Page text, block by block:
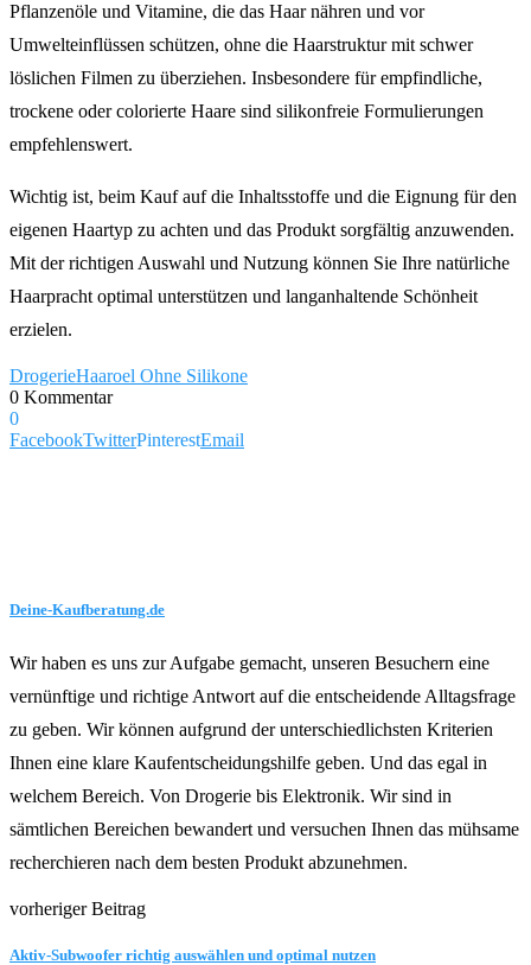
Pflanzenöle und Vitamine, die das Haar nähren und vor
Umwelteinflüssen schützen, ohne die Haarstruktur mit schwer
löslichen Filmen zu überziehen. Insbesondere für empfindliche,
trockene oder colorierte Haare sind silikonfreie Formulierungen
empfehlenswert.
Wichtig ist, beim Kauf auf die Inhaltsstoffe und die Eignung für den
eigenen Haartyp zu achten und das Produkt sorgfältig anzuwenden.
Mit der richtigen Auswahl und Nutzung können Sie Ihre natürliche
Haarpracht optimal unterstützen und langanhaltende Schönheit
erzielen.
DrogerieHaaroel Ohne Silikone
0 Kommentar
0
FacebookTwitterPinterestEmail
Deine-Kaufberatung.de
Wir haben es uns zur Aufgabe gemacht, unseren Besuchern eine
vernünftige und richtige Antwort auf die entscheidende Alltagsfrage
zu geben. Wir können aufgrund der unterschiedlichsten Kriterien
Ihnen eine klare Kaufentscheidungshilfe geben. Und das egal in
welchem Bereich. Von Drogerie bis Elektronik. Wir sind in
sämtlichen Bereichen bewandert und versuchen Ihnen das mühsame
recherchieren nach dem besten Produkt abzunehmen.
vorheriger Beitrag
Aktiv-Subwoofer richtig auswählen und optimal nutzen